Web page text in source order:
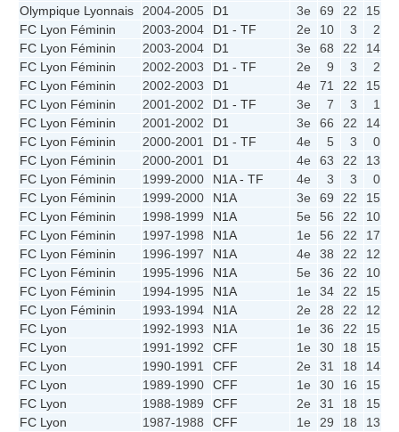
Olympique Lyonnais
2004-2005 D1 3e 69 22 15
FC Lyon Féminin
2003-2004 D1 - TF 2e 10 3 2
FC Lyon Féminin
2003-2004 D1 3e 68 22 14
FC Lyon Féminin
2002-2003 D1 - TF 2e 9 3 2
FC Lyon Féminin
2002-2003 D1 4e 71 22 15
FC Lyon Féminin
2001-2002 D1 - TF 3e 7 3 1
FC Lyon Féminin
2001-2002 D1 3e 66 22 14
FC Lyon Féminin
2000-2001 D1 - TF 4e 5 3 0
FC Lyon Féminin
2000-2001 D1 4e 63 22 13
FC Lyon Féminin
1999-2000 N1A - TF 4e 3 3 0
FC Lyon Féminin
1999-2000 N1A 3e 69 22 15
FC Lyon Féminin
1998-1999 N1A 5e 56 22 10
FC Lyon Féminin
1997-1998 N1A 1e 56 22 17
FC Lyon Féminin
1996-1997 N1A 4e 38 22 12
FC Lyon Féminin
1995-1996 N1A 5e 36 22 10
FC Lyon Féminin
1994-1995 N1A 1e 34 22 15
FC Lyon Féminin
1993-1994 N1A 2e 28 22 12
FC Lyon
1992-1993 N1A 1e 36 22 15
FC Lyon
1991-1992 CFF 1e 30 18 15
FC Lyon
1990-1991 CFF 2e 31 18 14
FC Lyon
1989-1990 CFF 1e 30 16 15
FC Lyon
1988-1989 CFF 2e 31 18 15
FC Lyon
1987-1988 CFF 1e 29 18 13